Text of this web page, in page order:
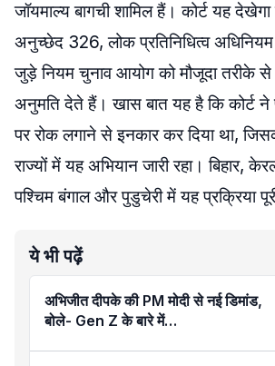
जॉयमाल्य बागची शामिल हैं। कोर्ट यह
अनुच्छेद 326, लोक प्रतिनिधित्व
जुड़े नियम चुनाव आयोग को मौजूदा तरीके
अनुमति देते हैं। खास बात यह है कि कोर्ट ने
पर रोक लगाने से इनकार कर दिया था,
राज्यों में यह अभियान जारी रहा। बिहार,
पश्चिम बंगाल और पुडुचेरी में यह प्रक्रिया
ये भी पढ़ें
अभिजीत दीपके की PM मोदी से नई डिमांड,
बोले- Gen Z के बारे में…